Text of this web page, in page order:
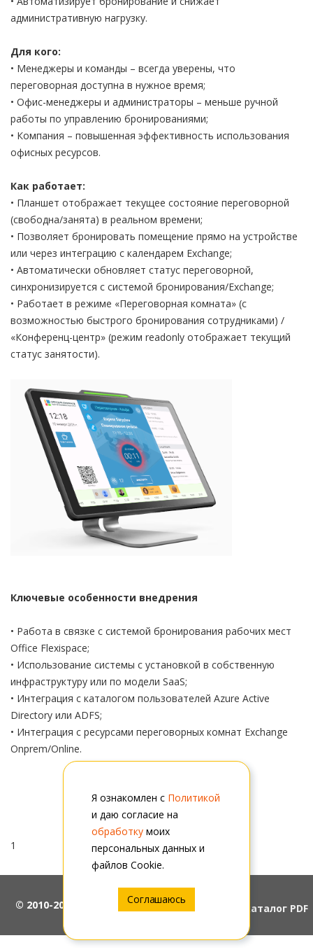
административную нагрузку.
Для кого:
• Менеджеры и команды – всегда уверены, что
переговорная доступна в нужное время;
• Офис-менеджеры и администраторы – меньше ручной
работы по управлению бронированиями;
• Компания – повышенная эффективность использования
офисных ресурсов.
Как работает:
• Планшет отображает текущее состояние переговорной
(свободна/занята) в реальном времени;
• Позволяет бронировать помещение прямо на устройстве
или через интеграцию с календарем Exchange;
• Автоматически обновляет статус переговорной,
синхронизируется с системой бронирования/Exchange;
• Работает в режиме «Переговорная комната» (с
возможностью быстрого бронирования сотрудниками) /
«Конференц-центр» (режим readonly отображает текущий
статус занятости).
Ключевые особенности внедрения
• Работа в связке с системой бронирования рабочих мест
Office Flexispace;
• Использование системы с установкой в собственную
инфраструктуру или по модели SaaS;
• Интеграция с каталогом пользователей Azure Active
Directory или ADFS;
• Интеграция с ресурсами переговорных комнат Exchange
Onprem/Online.
Характеристики Файлы
1
© 2010-2026, ООО "АйПиМатика" Скачать каталог PDF
Я ознакомлен с Политикой
и даю согласие на
обработкумоих
персональных данных и
файлов Cookie.
Соглашаюсь